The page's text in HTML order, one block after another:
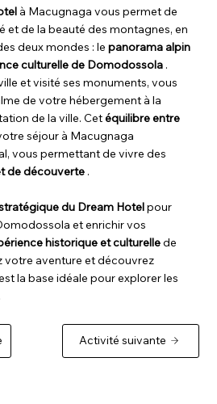
à Macugnaga vous permet de
et de la beauté des montagnes, en
deux mondes : lepanorama alpin
culturelle de Domodossola .
et visité ses monuments, vous
de votre hébergement à la
de la ville. Cetéquilibre entre
séjour à Macugnaga
vous permettant de vivre des
de découverte .
du Dream Hotelpour
et enrichir vos
historique et culturellede
votre aventure et découvrez
la base idéale pour explorer les
Activité suivante